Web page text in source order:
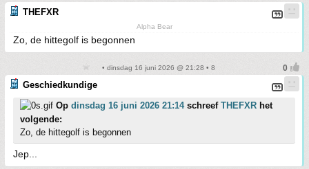
THEFXR
Alpha Bear
Zo, de hittegolf is begonnen
• dinsdag 16 juni 2026 @ 21:28 • 8
Geschiedkundige
Op dinsdag 16 juni 2026 21:14schreef THEFXR het
volgende:
Zo, de hittegolf is begonnen
Jep...